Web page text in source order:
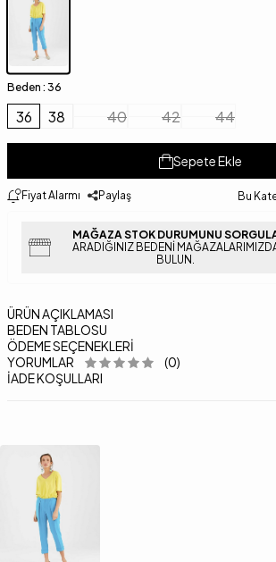
Beden : 36
36 38 40 42 44
Sepete Ekle
Fiyat Alarmı Paylaş Bu
MAĞAZA STOK DURUMUNU
ARADIĞINIZ BEDENI
BULUN.
ÜRÜN AÇIKLAMASI
BEDEN TABLOSU
ÖDEME SEÇENEKLERI
YORUMLAR
(0)
İADE KOŞULLARI